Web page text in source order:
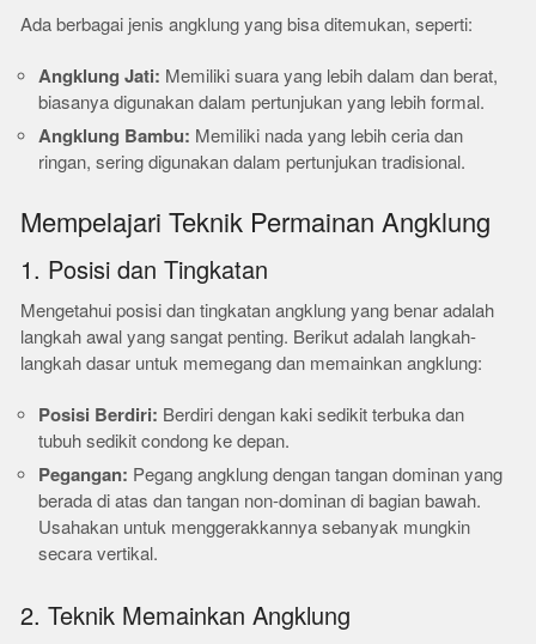
Ada berbagai jenis angklung yang bisa ditemukan, seperti:
Angklung Jati: Memiliki suara yang lebih dalam dan berat,
biasanya digunakan dalam pertunjukan yang lebih formal.
Angklung Bambu: Memiliki nada yang lebih ceria dan
ringan, sering digunakan dalam pertunjukan tradisional.
Mempelajari Teknik Permainan Angklung
1. Posisi dan Tingkatan
Mengetahui posisi dan tingkatan angklung yang benar adalah
langkah awal yang sangat penting. Berikut adalah langkah-
langkah dasar untuk memegang dan memainkan angklung:
Posisi Berdiri: Berdiri dengan kaki sedikit terbuka dan
tubuh sedikit condong ke depan.
Pegangan: Pegang angklung dengan tangan dominan yang
berada di atas dan tangan non-dominan di bagian bawah.
Usahakan untuk menggerakkannya sebanyak mungkin
secara vertikal.
2. Teknik Memainkan Angklung